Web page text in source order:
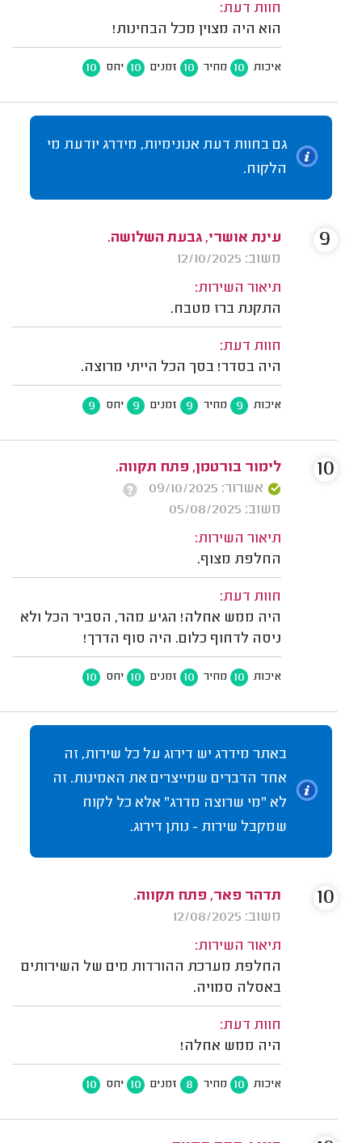
חוות דעת:
הוא היה מצוין מכל הבחינות!
איכות 10 מחיר 10 זמנים 10 יחס 10
גם בחוות דעת אנונימיות, מידרג יודעת מי
הלקוח.
עינת אושרי, גבעת השלושה.
משוב: 12/10/2025
תיאור השירות:
התקנת ברז מטבח.
חוות דעת:
היה בסדר! בסך הכל הייתי מרוצה.
איכות 9 מחיר 9 זמנים 9 יחס 9
9
לימור בורטמן, פתח תקווה.
אשרור: 09/10/2025
משוב: 05/08/2025
תיאור השירות:
החלפת מצוף.
חוות דעת:
היה ממש אחלה! הגיע מהר, הסביר הכל ולא
ניסה לדחוף כלום. היה סוף הדרך!
איכות 10 מחיר 10 זמנים 10 יחס 10
10
באתר מידרג יש דירוג על כל שירות, זה
אחד הדברים שמייצרים את האמינות. זה
לא "מי שרוצה מדרג" אלא כל לקוח
שמקבל שירות - נותן דירוג.
תדהר פאר, פתח תקווה.
משוב: 12/08/2025
תיאור השירות:
החלפת מערכת ההורדות מים של השירותים
באסלה סמויה.
חוות דעת:
היה ממש אחלה!
איכות 10 מחיר 8 זמנים 10 יחס 10
10